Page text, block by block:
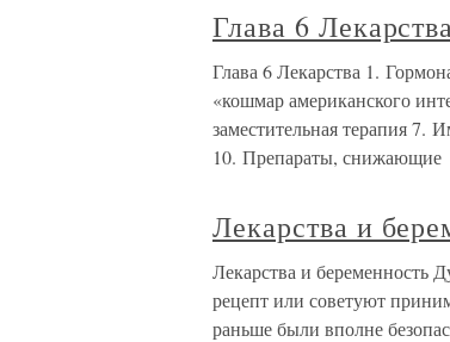
Глава 6
Глава 6 Лекарства 1.
«кошмар американского
заместительная терапия
10. Препараты, снижающие
Лекарства и
Лекарства и беременность
рецепт или советуют
раньше были вполне